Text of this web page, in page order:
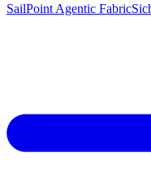
SailPoint Agentic Fabric